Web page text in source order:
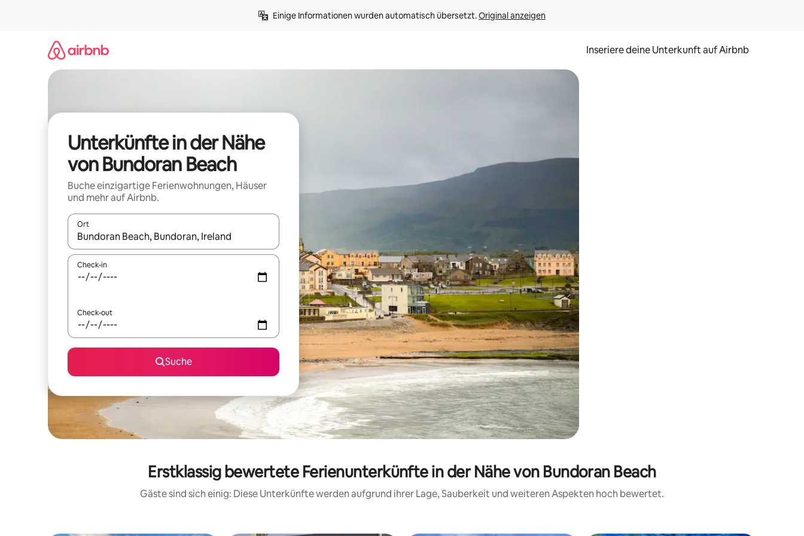
Einige Informationen wurden automatisch übersetzt. Original anzeigen
Inseriere deine Unterkunft auf Airbnb
Unterkünfte in der Nähe
von Bundoran Beach
Buche einzigartige Ferienwohnungen, Häuser
und mehr auf Airbnb.
Ort
Wenn Ergebnisse verfügbar sind, navigiere mit den Pfeiltasten nach oben und unten oder erkunde die Ergebnisse durch Berühren oder Wischgesten.
Check-in
Check-out
Suche
Erstklassig bewertete Ferienunterkünfte in der Nähe von Bundoran Beach
Gäste sind sich einig: Diese Unterkünfte werden aufgrund ihrer Lage, Sauberkeit und weiteren Aspekten hoch bewertet.